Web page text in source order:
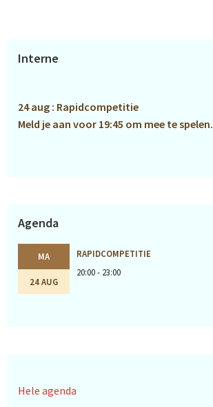
Primaire
Interne
24 aug : Rapidcompetitie
Meld je aan voor 19:45 om mee te spelen.
Agenda
MA
24 AUG
RAPIDCOMPETITIE
20:00 - 23:00
Hele agenda